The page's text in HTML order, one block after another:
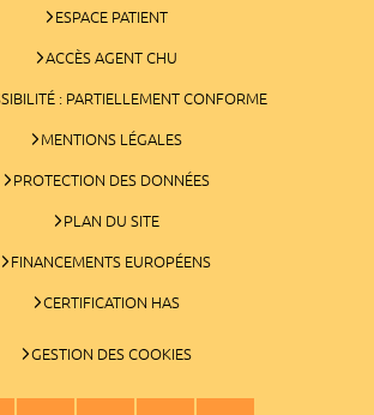
ESPACE PATIENT
ACCÈS AGENT CHU
: PARTIELLEMENT CONFORME
MENTIONS LÉGALES
PROTECTION DES DONNÉES
PLAN DU SITE
FINANCEMENTS EUROPÉENS
CERTIFICATION HAS
GESTION DES COOKIES